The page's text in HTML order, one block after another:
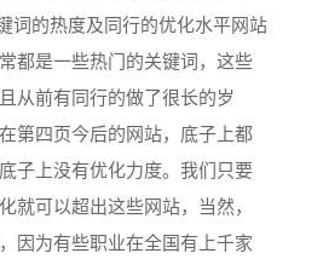
词的热度及同行的优化水平网站
都是一些热门的关键词，这些
从前有同行的做了很长的岁
第四页今后的网站，底子上都
子上没有优化力度。我们只要
就可以超出这些网站，当然，
因为有些职业在全国有上千家